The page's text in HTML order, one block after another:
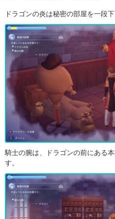
ドラゴンの炎は秘密の部屋を一段
騎士の腕は、ドラゴンの前にある
す。